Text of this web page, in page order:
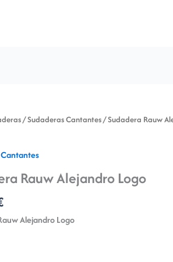
/Sudaderas Cantantes/ Sudadera Rauw
Rauw Alejandro Logo
Alejandro Logo